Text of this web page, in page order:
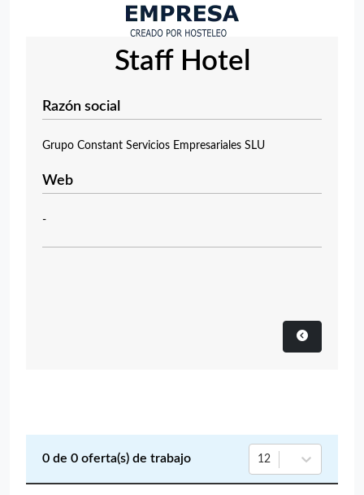
Staff Hotel
Razón social
Grupo Constant Servicios Empresariales SLU
Web
-
0 de 0 oferta(s) de trabajo 12